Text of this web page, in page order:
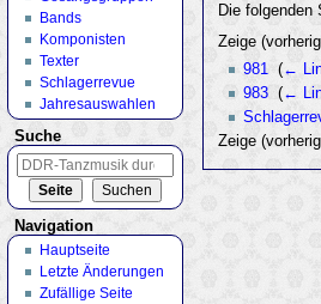
Die
Zeige
981
(←
983‎ (←
Zeige
Bands
Komponisten
Texter
Schlagerrevue
Jahresauswahlen
Suche
Navigation
Hauptseite
Letzte Änderungen
Zufällige Seite